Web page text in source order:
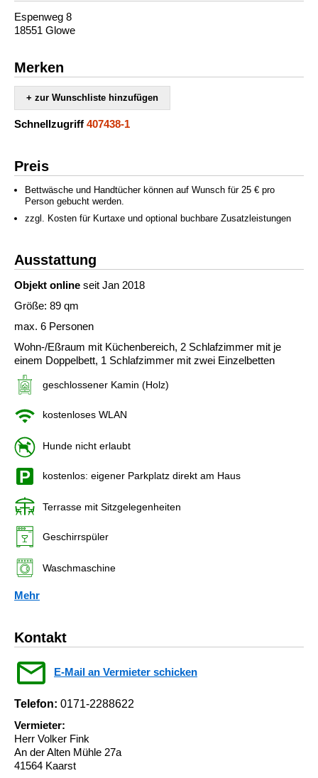
Espenweg 8
18551 Glowe
Merken
+ zur Wunschliste hinzufügen
Schnellzugriff 407438-1
Preis
Bettwäsche und Handtücher können auf Wunsch für 25 € pro
Person gebucht werden.
zzgl. Kosten für Kurtaxe und optional buchbare Zusatzleistungen
Ausstattung
Objekt online seit Jan 2018
Größe: 89 qm
max. 6 Personen
Wohn-/Eßraum mit Küchenbereich, 2 Schlafzimmer mit je
einem Doppelbett, 1 Schlafzimmer mit zwei Einzelbetten
geschlossener Kamin (Holz)
kostenloses WLAN
Hunde nicht erlaubt
kostenlos: eigener Parkplatz direkt am Haus
Terrasse mit Sitzgelegenheiten
Geschirrspüler
Waschmaschine
Mehr
Kontakt
E-Mail an Vermieter schicken
Telefon: 0171-2288622
Vermieter:
Herr Volker Fink
An der Alten Mühle 27a
41564 Kaarst